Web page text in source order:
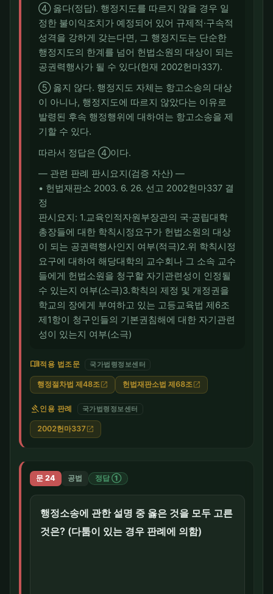
④ 옳다(정답). 행정지도를 따르지 않을 경우 일
정한 불이익조치가 예정되어 있어 규제적·구속적
성격을 강하게 갖는다면, 그 행정지도는 단순한
행정지도의 한계를 넘어 헌법소원의 대상이 되는
공권력행사가 될 수 있다(헌재 2002헌마337).
⑤ 옳지 않다. 행정지도 자체는 항고소송의 대상
이 아니나, 행정지도에 따르지 않았다는 이유로
발령된 후속 행정행위에 대하여는 항고소송을 제
기할 수 있다.
따라서 정답은 ④이다.
― 관련 판례 판시요지(검증 자산) ―
• 헌법재판소 2003. 6. 26. 선고 2002헌마337 결
정
판시요지: 1.교육인적자원부장관의 국·공립대학
총장들에 대한 학칙시정요구가 헌법소원의 대상
이 되는 공권력행사인지 여부(적극)2.위 학칙시정
요구에 대하여 해당대학의 교수회나 그 소속 교수
들에게 헌법소원을 청구할 자기관련성이 인정될
수 있는지 여부(소극)3.학칙의 제정 및 개정권을
학교의 장에게 부여하고 있는 고등교육법 제6조
제1항이 청구인들의 기본권침해에 대한 자기관련
성이 있는지 여부(소극)
menu_book적용 법조문 국가법령정보센터
행정절차법 제48조 open_in_new 헌법재판소법 제68조 open_in_new
gavel인용 판례 국가법령정보센터
2002헌마337 open_in_new
문 24 공법 정답 ①
행정소송에 관한 설명 중 옳은 것을 모두 고른
것은? (다툼이 있는 경우 판례에 의함)